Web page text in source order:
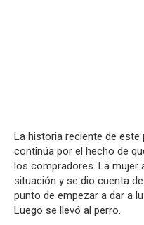
La historia reciente de
continúa por el hecho de
los compradores. La mujer
situación y se dio cuenta
punto de empezar a dar a
Luego se llevó al perro.